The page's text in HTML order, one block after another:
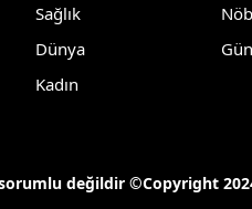
Batman
Sağlık
Dünya
Kadın
değildir ©Copyright